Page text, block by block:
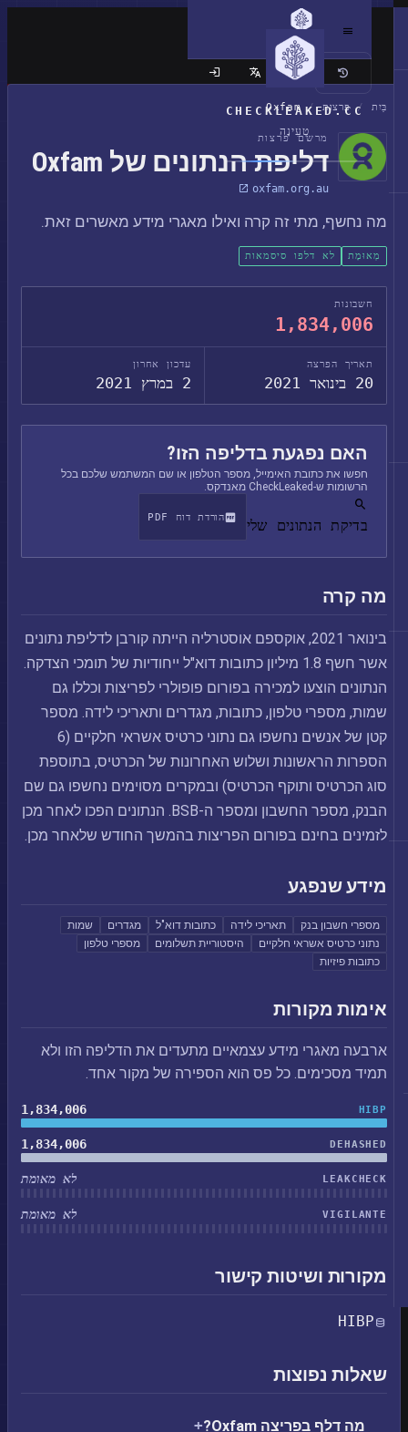
CHECKLEAKED.CC
טְעִינָה
האתר הקלאסי
/ פרצות /
Oxfam
מרשם פרצות
דליפת הנתונים של Oxfam
oxfam.org.au
מה נחשף, מתי זה קרה ואילו מאגרי מידע מאשרים זאת.
מְאוּמָת לא דלפו סיסמאות
חשבונות
1,834,006
תאריך הפרצה
20 בינואר 2021
עדכון אחרון
האם נפגעת בדליפה הזו?
חפשו את כתובת האימייל, מספר הטלפון או שם המשתמש שלכם בכל
הרשומות ש-CheckLeaked מאנדקס.
בדיקת הנתונים שלי הורדת דוח PDF
מה קרה
בינואר 2021, אוקספם אוסטרליה הייתה קורבן לדליפת נתונים
אשר חשף 1.8 מיליון כתובות דוא"ל ייחודיות של תומכי הצדקה.
הנתונים הוצעו למכירה בפורום פופולרי לפריצות וכללו גם
שמות, מספרי טלפון, כתובות, מגדרים ותאריכי לידה. מספר
קטן של אנשים נחשפו גם נתוני כרטיס אשראי חלקיים (6
הספרות הראשונות ושלוש האחרונות של הכרטיס, בתוספת
סוג הכרטיס ותוקף הכרטיס) ובמקרים מסוימים נחשפו גם שם
הבנק, מספר החשבון ומספר ה-BSB. הנתונים הפכו לאחר מכן
לזמינים בחינם בפורום הפריצות בהמשך החודש שלאחר מכן.
מידע שנפגע
מספרי חשבון בנק תאריכי לידה כתובות דוא"ל מגדרים
שמות
נתוני כרטיס אשראי חלקיים
היסטוריית תשלומים
מספרי טלפון
כתובות פיזיות
אימות מקורות
ארבעה מאגרי מידע עצמאיים מתעדים את הדליפה הזו ולא
תמיד מסכימים. כל פס הוא הספירה של מקור אחד.
HIBP
1,834,006
DEHASHED
1,834,006
LEAKCHECK לא מאומת
VIGILANTE לא מאומת
מקורות ושיטות קישור
HIBP
שאלות נפוצות
מה דלף בפריצה Oxfam?